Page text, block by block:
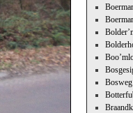
Bosweg